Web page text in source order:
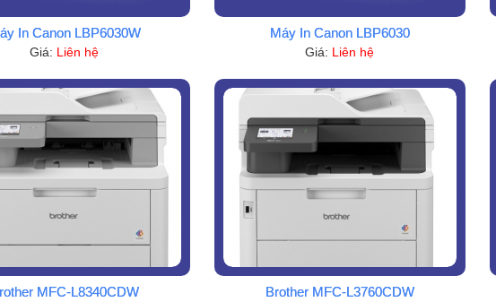
In Canon LBP6030W
Giá: Liên hệ
Máy In Canon LBP6030
Giá: Liên hệ
MFC-L8340CDW Brother MFC-L3760CDW